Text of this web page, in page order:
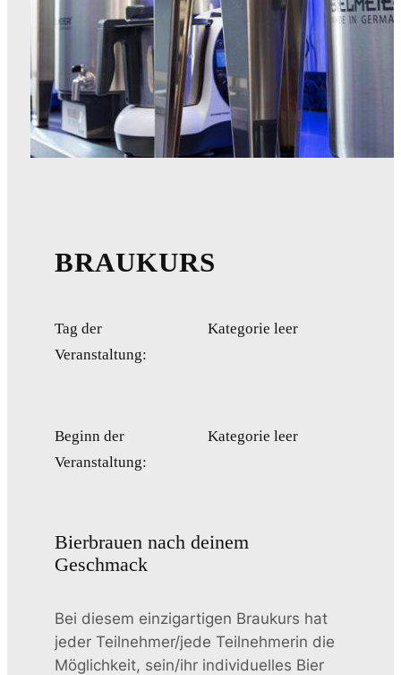
BRAUKURS
Tag der
Veranstaltung:
Kategorie leer
Beginn der
Veranstaltung:
Kategorie leer
Bierbrauen nach deinem
Geschmack
Bei diesem einzigartigen Braukurs hat
jeder Teilnehmer/jede Teilnehmerin die
Möglichkeit, sein/ihr individuelles Bier